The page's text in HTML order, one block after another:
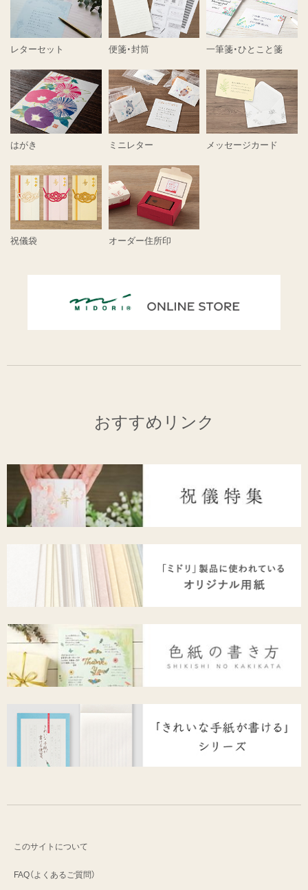
レターセット 便箋・封筒 一筆箋・ひとこと箋
はがき ミニレター メッセージカード
祝儀袋 オーダー住所印
おすすめリンク
このサイトについて
FAQ（よくあるご質問）